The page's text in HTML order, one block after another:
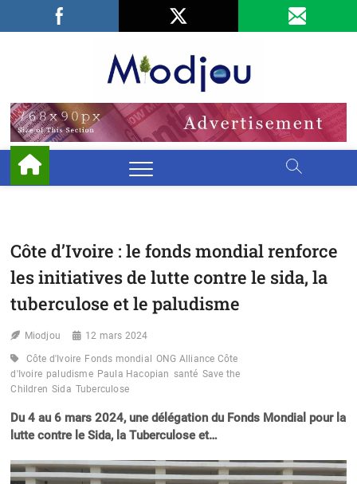
Facebook
LinkedIn
Côte d’Ivoire : le fonds mondial renforce
les initiatives de lutte contre le sida, la
tuberculose et le paludisme
Miodjou 12 mars 2024
Côte d'Ivoire Fonds mondial
ONG Alliance Côte
d'Ivoire paludisme Paula Hacopian santé Save the
Children Sida Tuberculose
Du 4 au 6 mars 2024, une délégation du Fonds Mondial pour la
lutte contre le Sida, la Tuberculose et…